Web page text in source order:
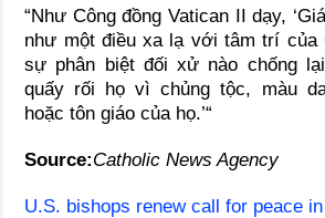
“Như Công đồng Vatican II dạy,
như một điều xa lạ với tâm trí của
sự phân biệt đối xử nào chống
quấy rối họ vì chủng tộc, màu
hoặc tôn giáo của họ.’“
Source:Catholic News Agency
U.S. bishops renew call for peace